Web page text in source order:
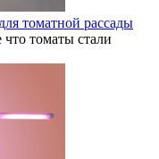
томатной рассады
томаты стали